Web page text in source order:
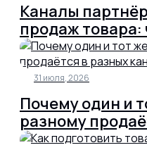
Каналы
продаж товара:
продавать
брендом и как
31 июля, 2026
Почему один и
разному
каналах